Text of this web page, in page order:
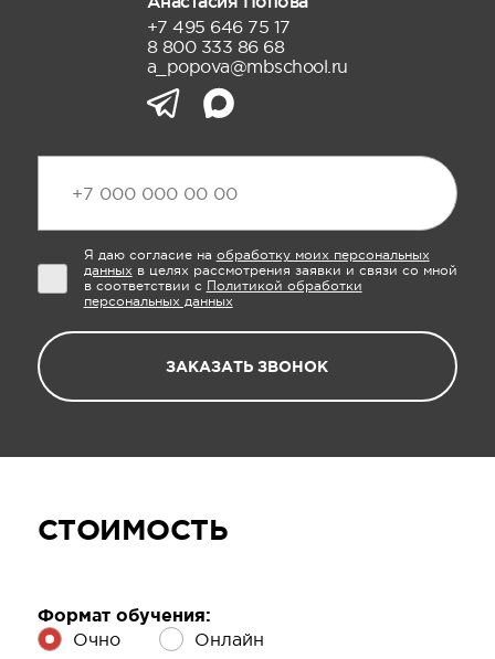
+7 495 646 75 17
8 800 333 86 68
a_popova@mbschool.ru
Я даю согласие на обработку моих персональных
данных в целях рассмотрения заявки и связи со мной
в соответствии с Политикой обработки
персональных данных
ЗАКАЗАТЬ ЗВОНОК
СТОИМОСТЬ
Формат обучения:
Очно
Онлайн